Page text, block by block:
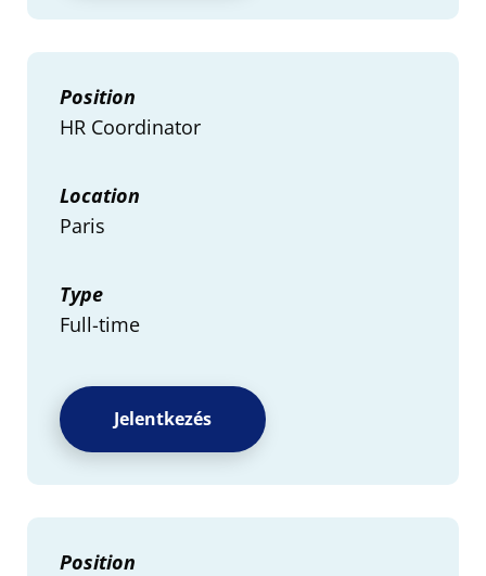
Position
HR Coordinator
Location
Paris
Type
Full-time
Jelentkezés
Position